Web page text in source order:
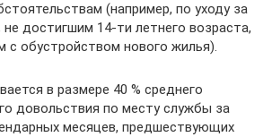
(например, по уходу за
не достигшим 14-ти летнего возраста,
с обустройством нового жилья).
в размере 40 % среднего
довольствия по месту службы за
месяцев, предшествующих